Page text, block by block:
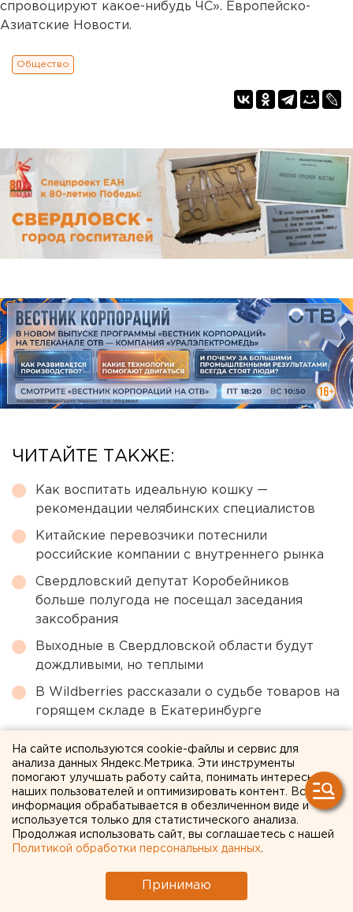
спровоцируют какое-нибудь ЧС». Европейско-
Азиатские Новости.
Общество
ЧИТАЙТЕ ТАКЖЕ:
Как воспитать идеальную кошку —
рекомендации челябинских специалистов
Китайские перевозчики потеснили
российские компании с внутреннего рынка
Свердловский депутат Коробейников
больше полугода не посещал заседания
заксобрания
Выходные в Свердловской области будут
дождливыми, но теплыми
В Wildberries рассказали о судьбе товаров на
горящем складе в Екатеринбурге
11 НОЯБРЯ 2011 В 17:05
Марина Колесникова
фармкластера начнут
На сайте используются cookie-файлы и сервис для
анализа данных Яндекс.Метрика. Эти инструменты
помогают улучшать работу сайта, понимать интересы
наших пользователей и оптимизировать контент. Вся
информация обрабатывается в обезличенном виде и
используется только для статистического анализа.
Продолжая использовать сайт, вы соглашаетесь с нашей
Политикой обработки персональных данных
Принимаю